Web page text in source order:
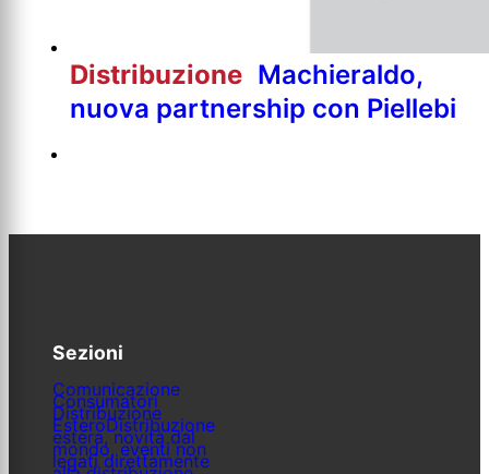
Distribuzione Machieraldo,
nuova partnership con Piellebi
Sezioni
Comunicazione
Consumatori
Distribuzione
EsteroDistribuzione
estera, novità dal
mondo, eventi non
legati direttamente